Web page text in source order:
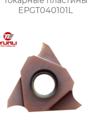
EPGT040101L